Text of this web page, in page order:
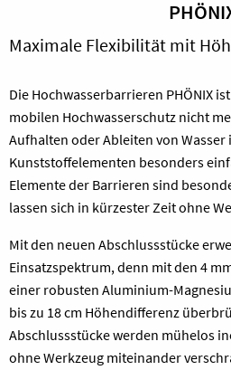
Maximale Flexibilität mit
Die Hochwasserbarrieren PHÖNIX
mobilen Hochwasserschutz nicht
Aufhalten oder Ableiten von Wasser
Kunststoffelementen besonders
Elemente der Barrieren sind
lassen sich in kürzester Zeit ohne
Mit den neuen Abschlussstücke
Einsatzspektrum, denn mit den 4
einer robusten Aluminium-
bis zu 18 cm Höhendifferenz
Abschlussstücke werden mühelos
ohne Werkzeug miteinander